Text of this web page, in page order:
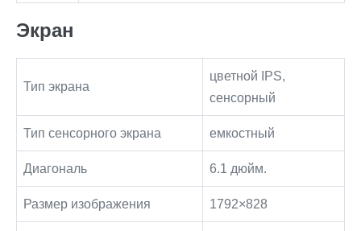
Экран
Тип экрана
цветной IPS,
сенсорный
Тип сенсорного экрана емкостный
Диагональ 6.1 дюйм.
Размер изображения 1792×828